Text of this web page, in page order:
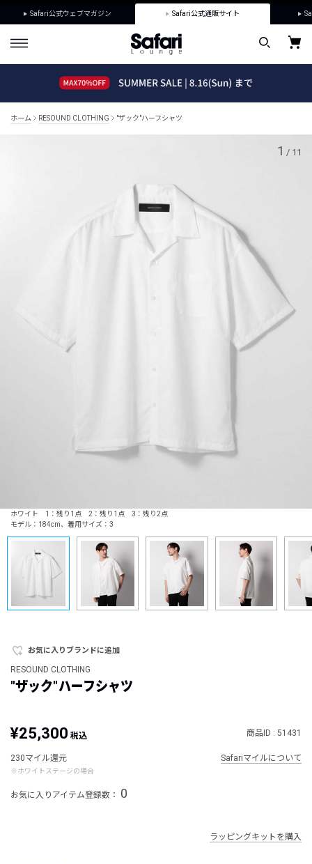
Safari公式ウェブマガジン Safari公式通販サイト
ホーム RESOUND CLOTHING "ザック"ハーフシャツ
ホワイト 1：残り1点 2：残り1点 3：残り2点
モデル：184cm、着用サイズ：3
1 / 11
お気に入りブランドに追加
RESOUND CLOTHING
"ザック"ハーフシャツ
¥25,300 税込 商品ID : 51431
230マイル還元
※ホワイトステージの場合
Safariマイルについて
お気に入りアイテム登録数： 0
ラッピングキットを購入